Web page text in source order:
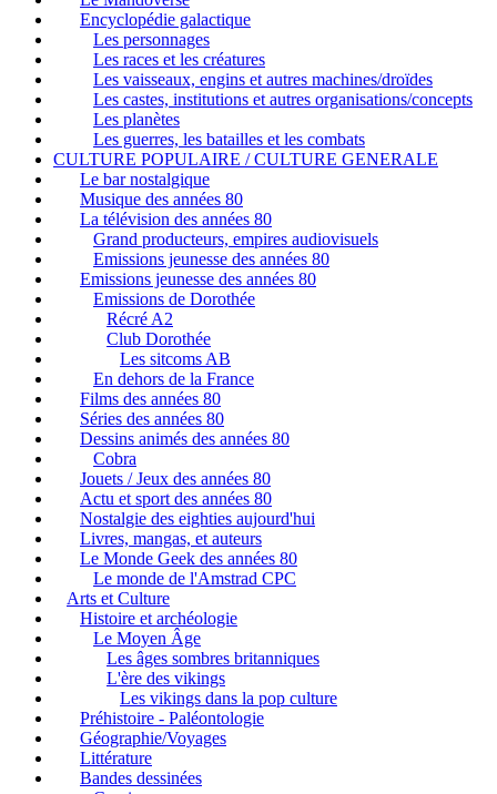
Encyclopédie galactique
Les personnages
Les races et les créatures
Les vaisseaux, engins et autres machines/droïdes
Les castes, institutions et autres organisations/concepts
Les planètes
Les guerres, les batailles et les combats
CULTURE POPULAIRE / CULTURE GENERALE
Le bar nostalgique
Musique des années 80
La télévision des années 80
Grand producteurs, empires audiovisuels
Emissions jeunesse des années 80
Emissions jeunesse des années 80
Emissions de Dorothée
Récré A2
Club Dorothée
Les sitcoms AB
En dehors de la France
Films des années 80
Séries des années 80
Dessins animés des années 80
Cobra
Jouets / Jeux des années 80
Actu et sport des années 80
Nostalgie des eighties aujourd'hui
Livres, mangas, et auteurs
Le Monde Geek des années 80
Le monde de l'Amstrad CPC
Arts et Culture
Histoire et archéologie
Le Moyen Âge
Les âges sombres britanniques
L'ère des vikings
Les vikings dans la pop culture
Préhistoire - Paléontologie
Géographie/Voyages
Littérature
Bandes dessinées